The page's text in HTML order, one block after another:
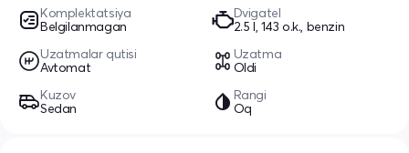
Komplektatsiya
Belgilanmagan
Dvigatel
2.5 l, 143 o.k., benzin
Uzatmalar qutisi
Avtomat
Uzatma
Oldi
Kuzov
Sedan
Rangi
Oq